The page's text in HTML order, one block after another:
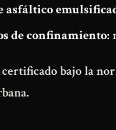
asfáltico
de confinamiento:
certificado bajo la